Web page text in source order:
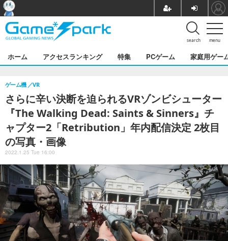
menu
search
ホーム アクセスランキング 特集 PCゲーム 家庭用ゲー
さらに辛い決断を迫られるVRゾンビシューター
『The Walking Dead: Saints & Sinners』チ
ャプター2「Retribution」年内配信決定 2枚目
の写真・画像
ゲーム機 VR
2022.1.25 Tue 16:00